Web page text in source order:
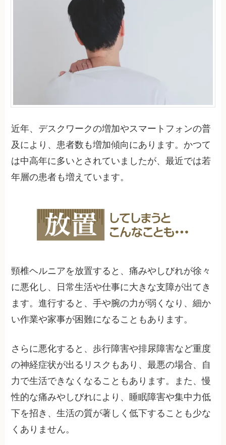
近年、デスクワークの増加やスマートフォンの普
及により、患者数も増加傾向にあります。かつて
は中高年に多いとされていましたが、最近では若
年層の患者も増えています。
頸椎ヘルニアを放置すると、痛みやしびれが徐々
に悪化し、日常生活や仕事に大きな支障が出てき
ます。進行すると、手や腕の力が弱くなり、細か
い作業や家事が困難になることもあります。
さらに悪化すると、歩行障害や排尿障害など重度
の神経症状が出るリスクもあり、最悪の場合、自
力で生活できなくなることもあります。また、慢
性的な痛みやしびれにより、睡眠障害や集中力低
下を招き、生活の質が著しく低下することも少な
くありません。